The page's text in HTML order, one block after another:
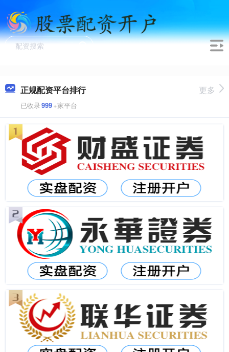
正规配资平台排行
已收录999+家平台
更多